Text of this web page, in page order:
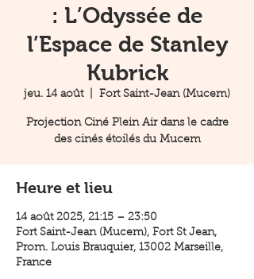
: L’Odyssée de
l’Espace de Stanley
Kubrick
jeu. 14 août
  |
Fort Saint-Jean (Mucem)
Projection Ciné Plein Air dans le cadre
des cinés étoilés du Mucem
Heure et lieu
14 août 2025, 21:15 – 23:50
Fort Saint-Jean (Mucem), Fort St Jean,
Prom. Louis Brauquier, 13002 Marseille,
France